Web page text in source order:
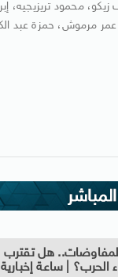
محمود تريزيجيه،
مرموش، حمزة عبد
هل
الحرب؟ | ساعة إخبارية